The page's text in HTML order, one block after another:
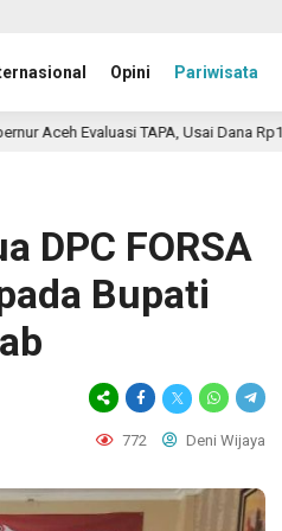
Opini Pariwisata
Usai Dana Rp1,6 Triliun
DPC FORSA
Bupati
772 Deni Wijaya